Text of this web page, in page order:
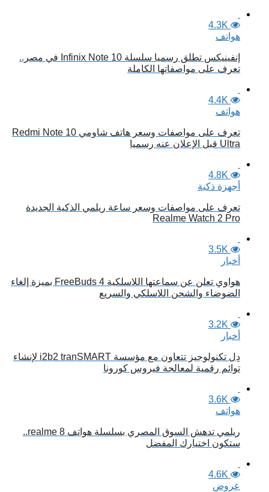
4.3K
هواتف
إنفينيكس تطلق رسميا سلسلة Infinix Note 10 في مصر..
تعرف على مواصفاتها الكاملة
4.4K
هواتف
تعرف على مواصفات وسعر هاتف شاومي Redmi Note 10
Ultra قبل الإعلان عنه رسميا
4.8K
أجهزة ذكية
تعرف على مواصفات وسعر ساعة ريلمي الذكية الجديدة
Realme Watch 2 Pro
3.5K
أخبار
هواوي تعلن عن سماعتها اللاسلكية FreeBuds 4 بميزة إلغاء
الضوضاء والشحن اللاسلكي والسريع
3.2K
أخبار
دِل تكنولوجيز تتعاون مع مؤسسة i2b2 tranSMART لإنشاء
توائم رقمية لمعالجة فيروس كورونا
3.6K
هواتف
ريلمي تدهش السوق المصري بسلسلة هواتف realme 8..
ستكون اختيارك المفضل
4.6K
عروض